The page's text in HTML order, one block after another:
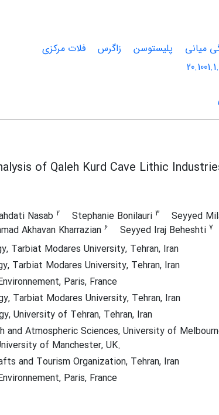
میانی پلیستوسن زاگرس
فلات مرکزی
of Qaleh Kurd Cave Lithic
Nasab 2 Stephanie Bonilauri 3 Seyyed
Akhavan Kharrazian 6 Seyyed Iraj Beheshti 7
Tarbiat Modares University, Tehran, Iran
Tarbiat Modares University, Tehran, Iran
Paris, France
Tarbiat Modares University, Tehran, Iran
University of Tehran, Tehran, Iran
and Atmospheric Sciences, University of
of Manchester, UK.
and Tourism Organization, Tehran, Iran
Paris, France